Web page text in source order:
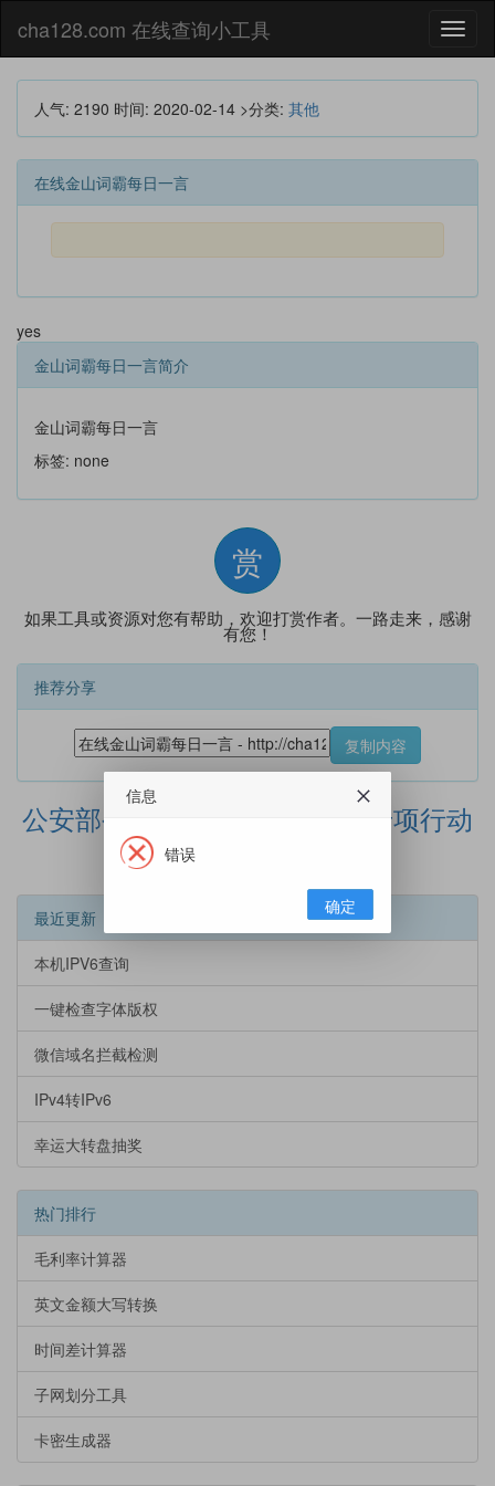
cha128.com 在线查询小工具
人气: 2190 时间: 2020-02-14 >分类: 其他
在线金山词霸每日一言
yes
金山词霸每日一言简介
金山词霸每日一言
标签: none
赏
如果工具或资源对您有帮助，欢迎打赏作者。一路走来，感谢
有您！
推荐分享
复制内容
公安部公布网络谣言打击整治专项行动
10起典型案例
最近更新
本机IPV6查询
一键检查字体版权
微信域名拦截检测
IPv4转IPv6
幸运大转盘抽奖
热门排行
毛利率计算器
英文金额大写转换
时间差计算器
子网划分工具
卡密生成器
信息
错误
确定